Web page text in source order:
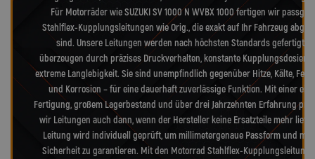
Für Motorräder wie SUZUKI SV 1000 N WVBX 1000 fertigen wir
Stahlflex-Kupplungsleitungen wie Orig., die exakt auf Ihr Fahrzeug
sind. Unsere Leitungen werden nach höchsten Standards gefertigt
überzeugen durch präzises Druckverhalten, konstante
extreme Langlebigkeit. Sie sind unempfindlich gegenüber Hitze, Kälte,
und Korrosion – für eine dauerhaft zuverlässige Funktion. Mit einer
Fertigung, großem Lagerbestand und über drei Jahrzehnten Erfahrung
wir Leitungen auch dann, wenn der Hersteller keine Ersatzteile mehr
Leitung wird individuell geprüft, um millimetergenaue Passform und
Sicherheit zu garantieren. Mit den Motorrad Stahlflex-